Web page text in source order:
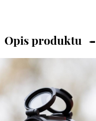
Opis produktu